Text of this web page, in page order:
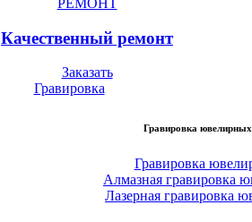
РЕМОНТ
Качественный ремонт
Заказать
Гравировка
Гравировка ювелирных
Гравировка
Алмазная гравировка
Лазерная гравировка